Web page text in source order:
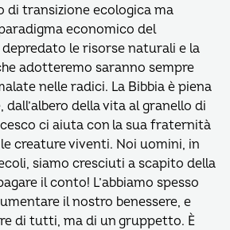
di transizione ecologica ma
economico del
le risorse naturali e la
adotteremo saranno sempre
nelle radici. La Bibbia è piena
della vita al granello di
ci aiuta con la sua fraternità
creature viventi. Noi uomini, in
siamo cresciuti a scapito della
il conto! L’abbiamo spesso
il nostro benessere, e
di tutti, ma di un gruppetto. È